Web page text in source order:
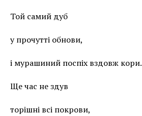
Той самий дуб
у прочутті обнови,
і мурашиний поспіх вздовж кори.
Ще час не здув
торішні всі покрови,